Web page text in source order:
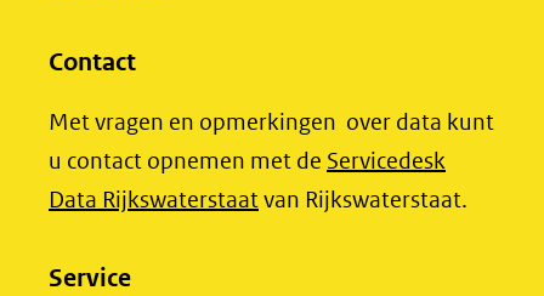
Contact
Met vragen en opmerkingen over data kunt
u contact opnemen met de Servicedesk
Data Rijkswaterstaat(opent
van Rijkswaterstaat.
Service